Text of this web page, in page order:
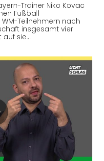
Trainer Niko Kovac
Fußball-
Teilnehmern nach
insgesamt vier
auf sie…